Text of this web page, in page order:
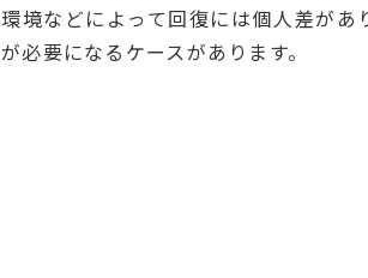
環境などによって回復には個人差が
が必要になるケースがあります。